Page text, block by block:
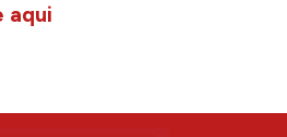
aqui